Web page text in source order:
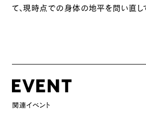
て、現時点での身体の地平を問い直し